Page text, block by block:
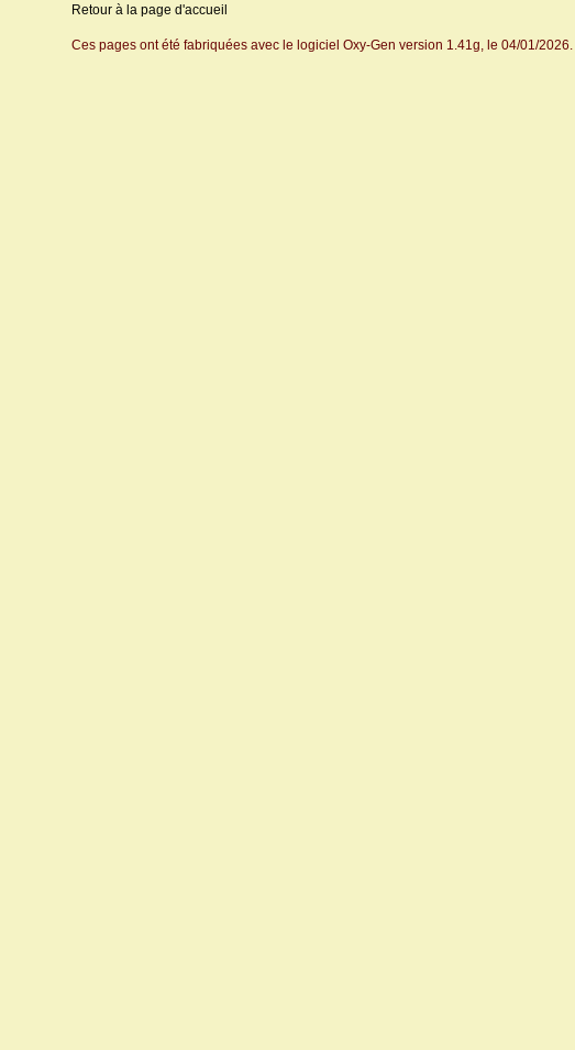
Retour à la page d'accueil
Ces pages ont été fabriquées avec le logiciel Oxy-Gen version 1.41g, le 04/01/2026.